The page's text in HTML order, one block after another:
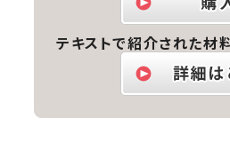
テキストで紹介された材